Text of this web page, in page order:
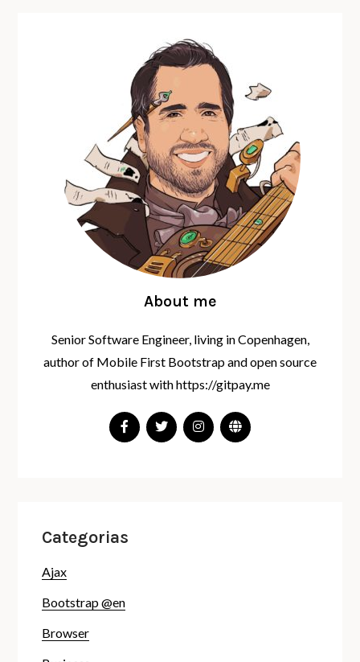
About me
Senior Software Engineer, living in Copenhagen,
author of Mobile First Bootstrap and open source
enthusiast with https://gitpay.me
Categorias
Ajax
Bootstrap @en
Browser